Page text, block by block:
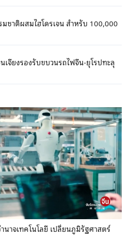
มชาติผสมไฮโดรเจน สำหรับ 100,000
จียงรองรับขบวนรถไฟจีน-ยุโรปทะลุ
นาจเทคโนโลยี เปลี่ยนภูมิรัฐศาสตร์